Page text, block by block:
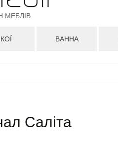
МЕБЛІВ
ВАННА
Саліта